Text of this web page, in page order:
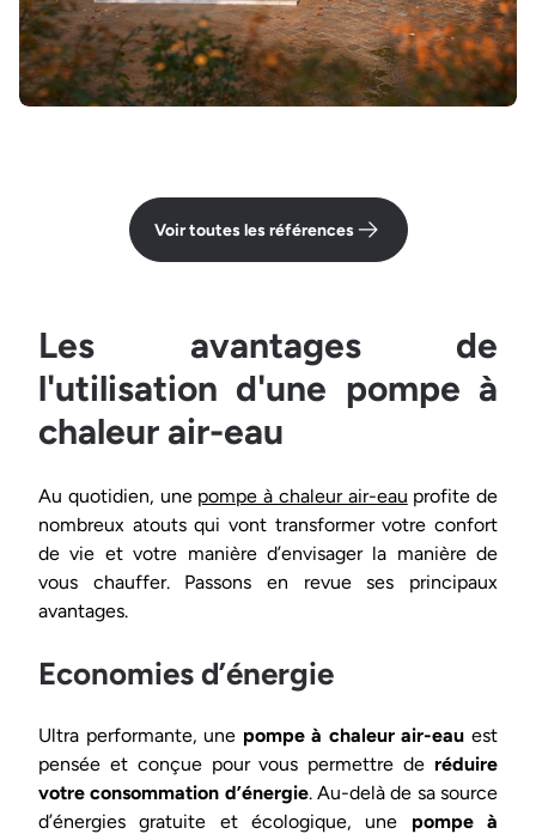
Voir toutes les références
Les avantages de
l'utilisation d'une pompe à
chaleur air-eau
Au quotidien, une pompe à chaleur air-eau profite de
nombreux atouts qui vont transformer votre confort
de vie et votre manière d’envisager la manière de
vous chauffer. Passons en revue ses principaux
avantages.
Economies d’énergie
Ultra performante, une pompe à chaleur air-eau est
pensée et conçue pour vous permettre de réduire
votre consommation d’énergie. Au-delà de sa source
d’énergies gratuite et écologique, une pompe à